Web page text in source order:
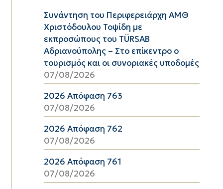
Συνάντηση του Περιφερειάρχη ΑΜΘ
Χριστόδουλου Τοψίδη με
εκπροσώπους του TÜRSAB
Αδριανούπολης – Στο επίκεντρο ο
τουρισμός και οι συνοριακές υποδομές
07/08/2026
2026 Απόφαση 763
07/08/2026
2026 Απόφαση 762
07/08/2026
2026 Απόφαση 761
07/08/2026